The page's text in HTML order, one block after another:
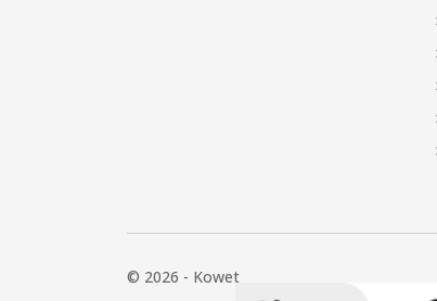
© 2026 - Kowet